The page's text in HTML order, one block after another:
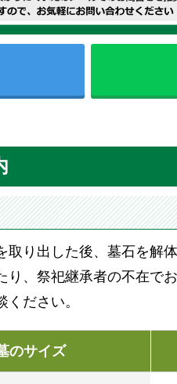
取り出した後、墓石を解
り、祭祀継承者の不在で
ください。
のサイズ